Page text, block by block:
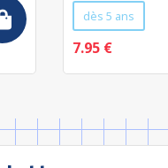
dès 5 ans
7.95 €